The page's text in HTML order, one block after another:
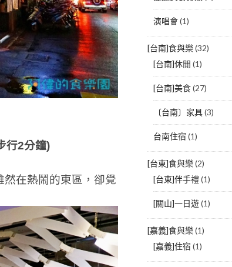
行2分鐘)
然在熱鬧的東區，卻覺
演唱會(1)
[台南]食與樂(32)
[台南]休閒 (1)
[台南]美食(27)
〔台南〕家具(3)
台南住宿 (1)
[台東]食與樂(2)
[台東]伴手禮(1)
[關山]一日遊(1)
[嘉義]食與樂(1)
[嘉義]住宿 (1)